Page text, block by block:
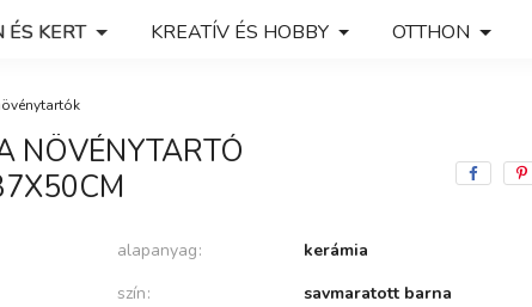
ÉS KERT KREATÍV ÉS HOBBY OTTHON
NÖVÉNYTARTÓ
alapanyag
kerámia
szín
savmaratott barna